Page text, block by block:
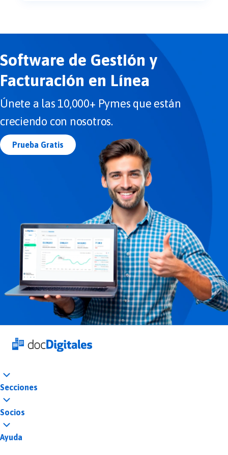
Software de Gestión y
Facturación en Línea
Únete a las 10,000+ Pymes que están
creciendo con nosotros.
Prueba Gratis
Secciones
Socios
Ayuda